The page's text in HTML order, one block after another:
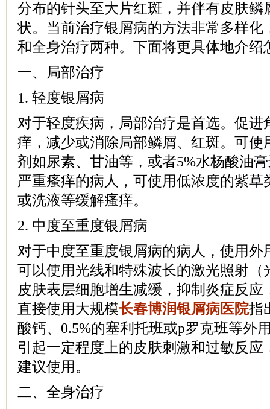
分布的针头至大片红斑，并伴有皮肤鳞
状。当前治疗银屑病的方法非常多样化
和全身治疗两种。下面将更具体地介绍
一、局部治疗
1. 轻度银屑病
对于轻度疾病，局部治疗是首选。促进
痒，减少或消除局部鳞屑、红斑。可使
剂如尿素、甘油等，或者5%水杨酸油
严重瘙痒的病人，可使用低浓度的紫草
或洗液等缓解瘙痒。
2. 中度至重度银屑病
对于中度至重度银屑病的病人，使用外
可以使用光线和特殊波长的激光照射（
皮肤表层细胞增生减缓，抑制炎症反应
直接使用大规模长春博润银屑病医院指
酸钙、0.5%的塞利托班或p罗克班等外
引起一定程度上的皮肤刺激和过敏反应
建议使用。
二、全身治疗